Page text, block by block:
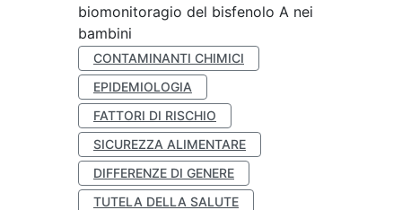
biomonitoragio del bisfenolo A nei
bambini
CONTAMINANTI CHIMICI
EPIDEMIOLOGIA
FATTORI DI RISCHIO
SICUREZZA ALIMENTARE
DIFFERENZE DI GENERE
TUTELA DELLA SALUTE